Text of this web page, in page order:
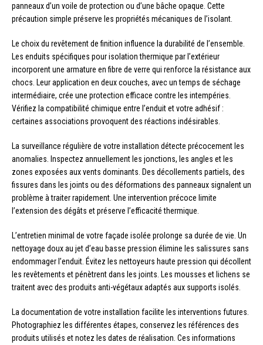
panneaux d’un voile de protection ou d’une bâche opaque. Cette
précaution simple préserve les propriétés mécaniques de l’isolant.
Le choix du revêtement de finition influence la durabilité de l’ensemble.
Les enduits spécifiques pour isolation thermique par l’extérieur
incorporent une armature en fibre de verre qui renforce la résistance aux
chocs. Leur application en deux couches, avec un temps de séchage
intermédiaire, crée une protection efficace contre les intempéries.
Vérifiez la compatibilité chimique entre l’enduit et votre adhésif :
certaines associations provoquent des réactions indésirables.
La surveillance régulière de votre installation détecte précocement les
anomalies. Inspectez annuellement les jonctions, les angles et les
zones exposées aux vents dominants. Des décollements partiels, des
fissures dans les joints ou des déformations des panneaux signalent un
problème à traiter rapidement. Une intervention précoce limite
l’extension des dégâts et préserve l’efficacité thermique.
L’entretien minimal de votre façade isolée prolonge sa durée de vie. Un
nettoyage doux au jet d’eau basse pression élimine les salissures sans
endommager l’enduit. Évitez les nettoyeurs haute pression qui décollent
les revêtements et pénètrent dans les joints. Les mousses et lichens se
traitent avec des produits anti-végétaux adaptés aux supports isolés.
La documentation de votre installation facilite les interventions futures.
Photographiez les différentes étapes, conservez les références des
produits utilisés et notez les dates de réalisation. Ces informations